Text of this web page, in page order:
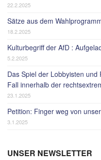
22.2.2025
Sätze aus dem
18.2.2025
Kulturbegriff der AfD :
5.2.2025
Das Spiel der Lobbyisten
Fall innerhalb der
23.1.2025
Petition: Finger weg von
3.1.2025
UNSER NEWSLETTER